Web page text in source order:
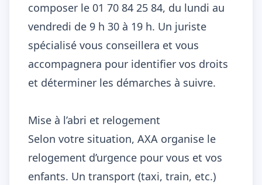
composer le 01 70 84 25 84, du lundi au
vendredi de 9 h 30 à 19 h. Un juriste
spécialisé vous conseillera et vous
accompagnera pour identifier vos droits
et déterminer les démarches à suivre.
Mise à l’abri et relogement
Selon votre situation, AXA organise le
relogement d’urgence pour vous et vos
enfants. Un transport (taxi, train, etc.)